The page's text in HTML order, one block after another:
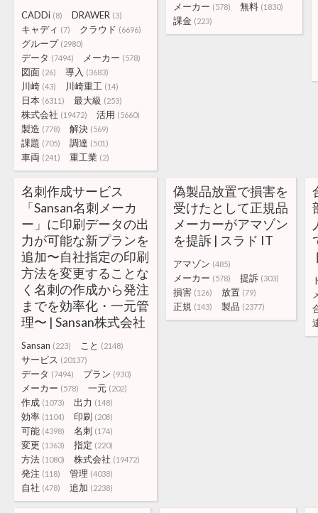
CADDi (8) DRAWER (3)
キャディ (7) クラウド (6696)
グループ (2980)
データ (7494) メーカー (578)
図面 (26) 導入 (3683)
川崎 (43) 川崎重工 (14)
日本 (6311) 最大級 (253)
株式会社 (19472) 活用 (5660)
製造 (778) 解決 (569)
課題 (705) 調達 (501)
車両 (241) 重工業 (2)
メーカー (578) 無料 (1830)
課金 (223)
名刺作成サービス
「Sansan名刺メーカ
ー」に印刷データの出
力が可能な新プランを
追加〜自社指定の印刷
方法を変更することな
く名刺の作成から発注
までを効率化・一元管
理〜 | Sansan株式会社
Sansan (223) こと (2148)
サービス (20137)
データ (7494) プラン (930)
メーカー (578) 一元 (202)
作成 (1073) 出力 (148)
効率 (1104) 印刷 (208)
可能 (4398) 名刺 (174)
変更 (1363) 指定 (220)
方法 (1080) 株式会社 (19472)
発注 (118) 管理 (4038)
自社 (478) 追加 (2238)
偽製品放置で損害を
受けたとして正規品
メーカーがアマゾン
を提訴 | スラド IT
アマゾン (485)
メーカー (578) 提訴 (303)
損害 (126) 放置 (79)
正規 (143) 製品 (2377)